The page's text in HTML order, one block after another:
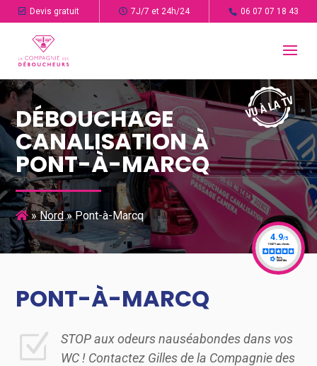
Devis gratuit 7J/7 et 24h/24 06 07 07 18 43
DÉBOUCHAGE
CANALISATION À
PONT-À-MARCQ
»Nord»Pont-à-Marcq
PONT-À-MARCQ
Z
STOP aux odeurs nauséabondes dans vos
WC ! Contactez Gilles de la Compagnie des